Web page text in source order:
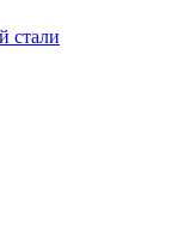
стали